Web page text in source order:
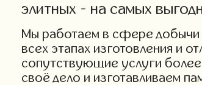
элитных - на самых
Мы работаем в сфере добычи
всех этапах изготовления и
сопутствующие услуги
своё дело и изготавливаем